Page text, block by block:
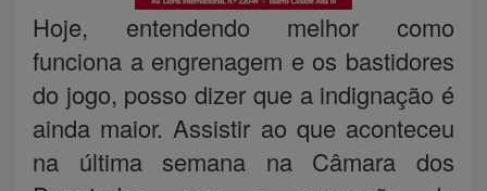
Hoje, entendendo melhor como
funciona a engrenagem e os bastidores
do jogo, posso dizer que a indignação é
ainda maior. Assistir ao que aconteceu
na última semana na Câmara dos